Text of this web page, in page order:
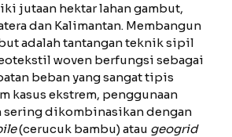
jutaan hektar lahan gambut,
dan Kalimantan. Membangun
adalah tantangan teknik sipil
woven berfungsi sebagai
beban yang sangat tipis
kasus ekstrem, penggunaan
sering dikombinasikan dengan
(cerucuk bambu) atau geogrid